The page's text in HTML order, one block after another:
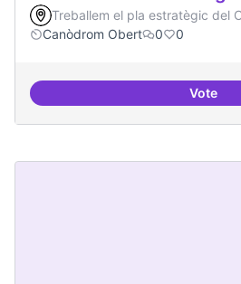
Treballem el pla estratègic del
Canòdrom Obert
0 0
Vote